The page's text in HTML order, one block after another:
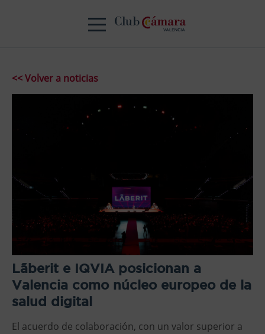
<< Volver a noticias
Lãberit e IQVIA posicionan a
Valencia como núcleo europeo de la
salud digital
El acuerdo de colaboración, con un valor superior a